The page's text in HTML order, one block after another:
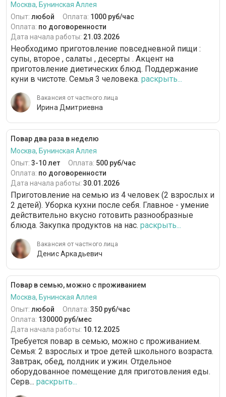
Москва, Бунинская Аллея
Опыт: любой Оплата: 1000 руб/час
Оплата: по договоренности
Дата начала работы: 21.03.2026
Необходимо приготовление повседневной пищи :
супы, второе , салаты , десерты . Акцент на
приготовление диетических блюд. Поддержание
куни в чистоте. Семья 3 человека. раскрыть...
Вакансия от частного лица
Ирина Дмитриевна
Повар два раза в неделю
Москва, Бунинская Аллея
Опыт: 3-10 лет Оплата: 500 руб/час
Оплата: по договоренности
Дата начала работы: 30.01.2026
Приготовление на семью из 4 человек (2 взрослых и
2 детей). Уборка кухни после себя. Главное - умение
действительно вкусно готовить разнообразные
блюда. Закупка продуктов на нас. раскрыть...
Вакансия от частного лица
Денис Аркадьевич
Повар в семью, можно с проживанием
Москва, Бунинская Аллея
Опыт: любой Оплата: 350 руб/час
Оплата: 130000 руб/мес
Дата начала работы: 10.12.2025
Требуется повар в семью, можно с проживанием.
Семья: 2 взрослых и трое детей школьного возраста.
Завтрак, обед, полдник и ужин. Отдельное
оборудованное помещение для приготовления еды.
Серв... раскрыть...